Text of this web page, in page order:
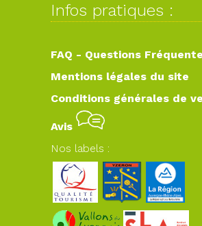
Infos pratiques :
FAQ - Questions
Mentions légales du site
Conditions générales de
Avis
Nos labels :